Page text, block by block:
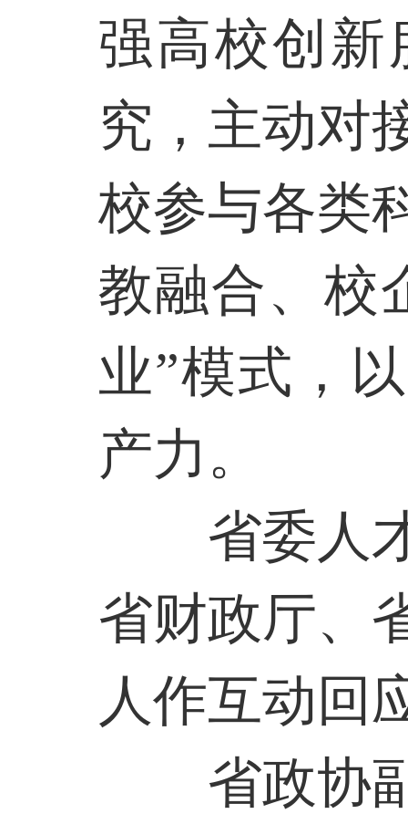
强高校创新
究，主动对
校参与各类
教融合、校
业”模式，
产力。
省委人
省财政厅、
人作互动回
省政协